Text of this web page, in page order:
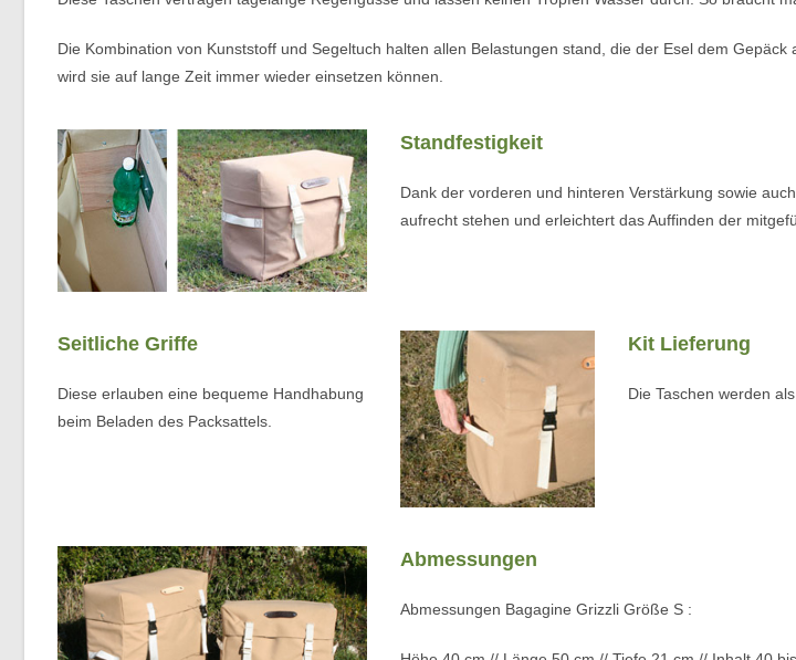
Die Kombination von Kunststoff und Segeltuch halten allen Belastungen stand, die der Esel dem
wird sie auf lange Zeit immer wieder einsetzen können.
Standfestigkeit
Dank der vorderen und hinteren Verstärkung sowie
aufrecht stehen und erleichtert das Auffinden der
Seitliche Griffe
Diese erlauben eine bequeme Handhabung
beim Beladen des Packsattels.
Kit Lieferung
Die Taschen werden
Abmessungen
Abmessungen Bagagine Grizzli Größe S :